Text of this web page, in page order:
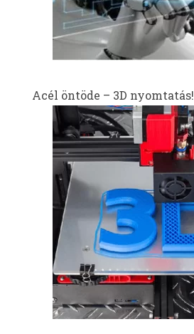
Acél öntöde – 3D nyomtatás!